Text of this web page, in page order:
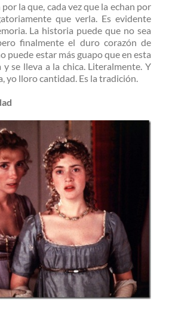
la que, cada vez que la echan por
que verla. Es evidente
La historia puede que no sea
finalmente el duro corazón de
puede estar más guapo que en esta
y se lleva a la chica. Literalmente. Y
yo lloro cantidad. Es la tradición.